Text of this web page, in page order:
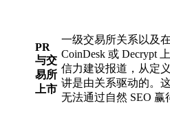
PR
与交
易所
上市
一级交易所关系以及在
CoinDesk 或 Decrypt
信力建设报道，从定
讲是由关系驱动的。
无法通过自然 SEO 赢